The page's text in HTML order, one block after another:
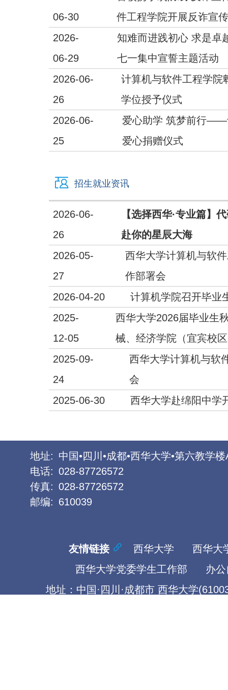
06-30
件工程学院开展反诈宣传
2026-
06-29
知难而进践初心 求是
七一集中宣誓主题活动
2026-06-
26
计算机与软件工程学院
学位授予仪式
2026-06-
25
爱心助学 筑梦前行——
爱心捐赠仪式
招生就业资讯
2026-06-
26
【选择西华·专业篇】
赴你的星辰大海
2026-05-
27
西华大学计算机与软
作部署会
2026-04-20
计算机学院召开毕业
2025-
12-05
西华大学2026届毕业生
械、经济学院（宜宾校
2025-09-
24
西华大学计算机与软
会
2025-06-30
西华大学赴绵阳中学
地址: 中国•四川•成都•西华大学•第六教学楼
电话: 028-87726572
传真: 028-87726572
邮编: 610039
友情链接 西华大学
西华大
西华大学党委学生工作部
办
地址：中国·四川·成都市 西华大学